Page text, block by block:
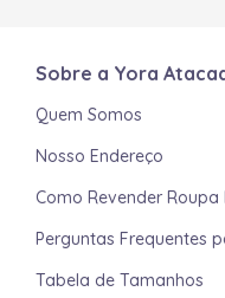
Sobre a Yora
Quem Somos
Nosso Endereço
Como Revender Roupa
Perguntas Frequentes
Tabela de Tamanhos